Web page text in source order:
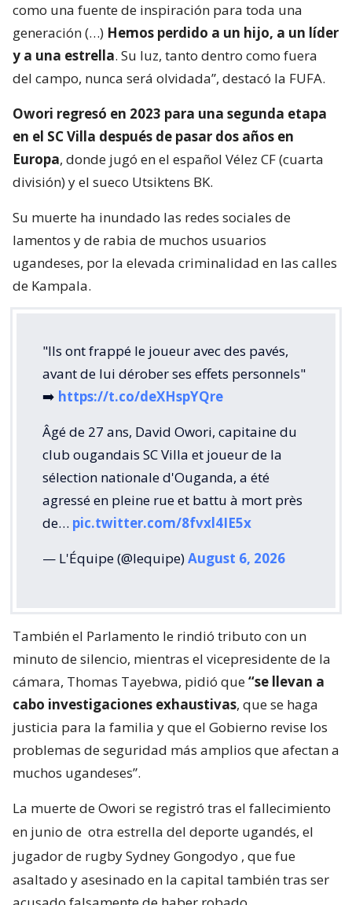
como una fuente de inspiración para toda una
generación (…) Hemos perdido a un hijo, a un líder
y a una estrella. Su luz, tanto dentro como fuera
del campo, nunca será olvidada”, destacó la FUFA.
Owori regresó en 2023 para una segunda etapa
en el SC Villa después de pasar dos años en
Europa, donde jugó en el español Vélez CF (cuarta
división) y el sueco Utsiktens BK.
Su muerte ha inundado las redes sociales de
lamentos y de rabia de muchos usuarios
ugandeses, por la elevada criminalidad en las calles
de Kampala.
"Ils ont frappé le joueur avec des pavés,
avant de lui dérober ses effets personnels"
➡️ https://t.co/deXHspYQre
Âgé de 27 ans, David Owori, capitaine du
club ougandais SC Villa et joueur de la
sélection nationale d'Ouganda, a été
agressé en pleine rue et battu à mort près
de… pic.twitter.com/8fvxl4IE5x
— L'Équipe (@lequipe)August 6, 2026
También el Parlamento le rindió tributo con un
minuto de silencio, mientras el vicepresidente de la
cámara, Thomas Tayebwa, pidió que“se llevan a
cabo investigaciones exhaustivas, que se haga
justicia para la familia y que el Gobierno revise los
problemas de seguridad más amplios que afectan a
muchos ugandeses”.
La muerte de Owori se registró tras el fallecimiento
en junio de otra estrella del deporte ugandés, el
jugador de rugby Sydney Gongodyo , que fue
asaltado y asesinado en la capital también tras ser